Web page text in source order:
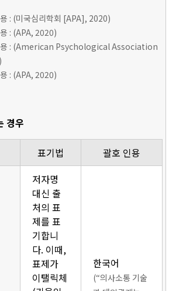
: (미국심리학회 [APA], 2020)
: (APA, 2020)
용 : (American Psychological Association
: (APA, 2020)
경우
표기법 괄호 인용
저자명
대신 출
처의 표
제를 표
기합니
다. 이때,
표제가
이탤릭체
한국어
(“의사소통 기술